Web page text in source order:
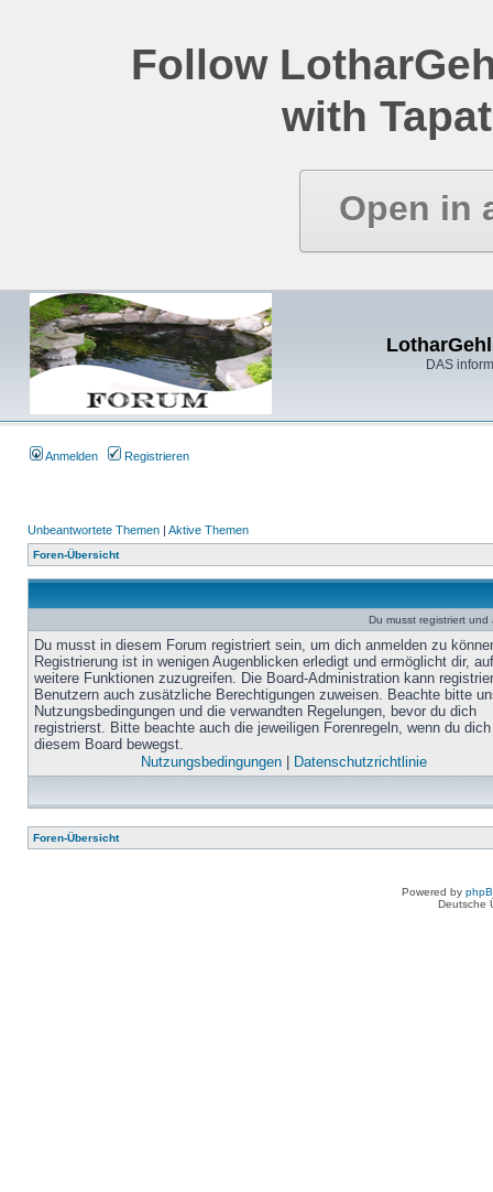
Follow
with
Open in
DAS
Anmelden Registrieren
Unbeantwortete Themen | Aktive Themen
Foren-Übersicht
Du musst registriert
Du musst in diesem Forum registriert sein, um dich anmelden zu
Registrierung ist in wenigen Augenblicken erledigt und ermöglicht dir, auf
weitere Funktionen zuzugreifen. Die Board-Administration kann
Benutzern auch zusätzliche Berechtigungen zuweisen. Beachte bitte
Nutzungsbedingungen und die verwandten Regelungen, bevor du dich
registrierst. Bitte beachte auch die jeweiligen Forenregeln, wenn du
diesem Board bewegst.
Nutzungsbedingungen| Datenschutzrichtlinie
Foren-Übersicht
Powered by
Deutsche